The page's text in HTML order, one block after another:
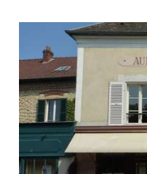
RÉSULTATS